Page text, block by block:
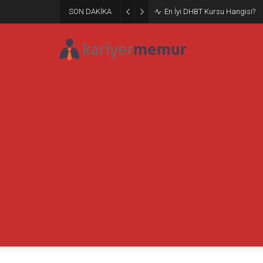
SON DAKİKA Burcular Pen — Sakarya’da